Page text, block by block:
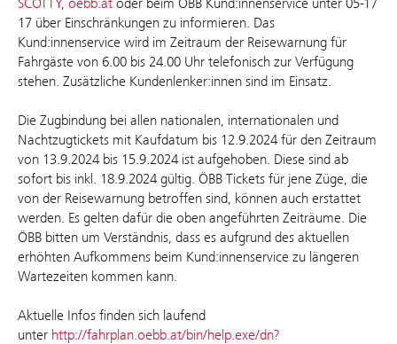
17 über Einschränkungen zu informieren. Das
Kund:innenservice wird im Zeitraum der Reisewarnung für
Fahrgäste von 6.00 bis 24.00 Uhr telefonisch zur Verfügung
stehen. Zusätzliche Kundenlenker:innen sind im Einsatz.
Die Zugbindung bei allen nationalen, internationalen und
Nachtzugtickets mit Kaufdatum bis 12.9.2024 für den Zeitraum
von 13.9.2024 bis 15.9.2024 ist aufgehoben. Diese sind ab
sofort bis inkl. 18.9.2024 gültig. ÖBB Tickets für jene Züge, die
von der Reisewarnung betroffen sind, können auch erstattet
werden. Es gelten dafür die oben angeführten Zeiträume. Die
ÖBB bitten um Verständnis, dass es aufgrund des aktuellen
erhöhten Aufkommens beim Kund:innenservice zu längeren
Wartezeiten kommen kann.
Aktuelle Infos finden sich laufend
unter http://fahrplan.oebb.at/bin/help.exe/dn?